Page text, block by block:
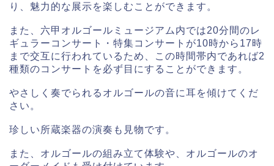
り、魅力的な展示を楽しむことができます。
また、六甲オルゴールミュージアム内では20分間のレ
ギュラーコンサート・特集コンサートが10時から17時
まで交互に行われているため、この時間帯内であれば2
種類のコンサートを必ず目にすることができます。
やさしく奏でられるオルゴールの音に耳を傾けてくだ
さい。
珍しい所蔵楽器の演奏も見物です。
また、オルゴールの組み立て体験や、オルゴールのオ